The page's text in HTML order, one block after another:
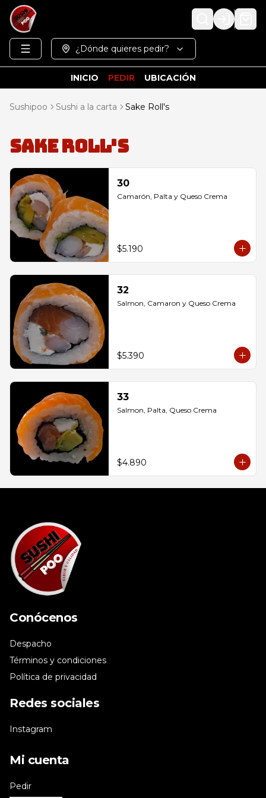
Login
¿Dónde quieres pedir?
INICIO PEDIR UBICACIÓN
Sushipoo Sushi a la carta Sake Roll's
Sake Roll's
30
Camarón, Palta y Queso Crema
$5.190
32
Salmon, Camaron y Queso Crema
$5.390
33
Salmon, Palta, Queso Crema
$4.890
Conócenos
Despacho
Términos y condiciones
Política de privacidad
Redes sociales
Instagram
Mi cuenta
Pedir